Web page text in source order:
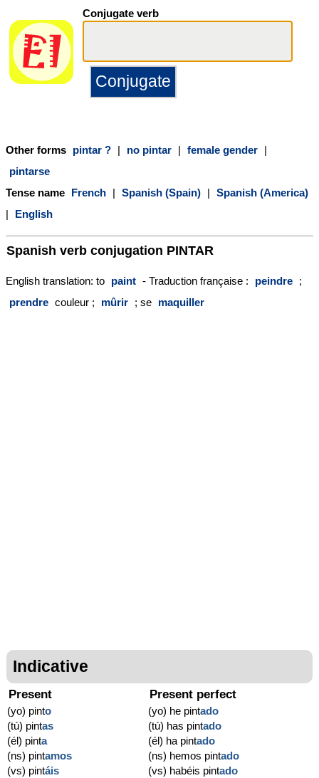
Conjugate verb
Other forms pintar ? | no pintar | female gender |
pintarse
Tense name French | Spanish (Spain) | Spanish (America)
|
English
Spanish verb conjugation PINTAR
English translation: to paint - Traduction française : peindre ;
prendre couleur ; mûrir ; se maquiller
Indicative
Present
(yo) pinto
(tú) pintas
(él) pinta
(ns) pintamos
(vs) pintáis
Present perfect
(yo) he pintado
(tú) has pintado
(él) ha pintado
(ns) hemos pintado
(vs) habéis pintado